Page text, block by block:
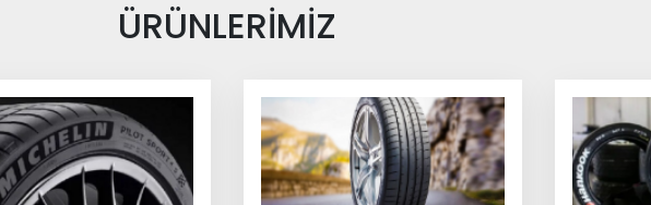
ÜRÜNLERİMİZ